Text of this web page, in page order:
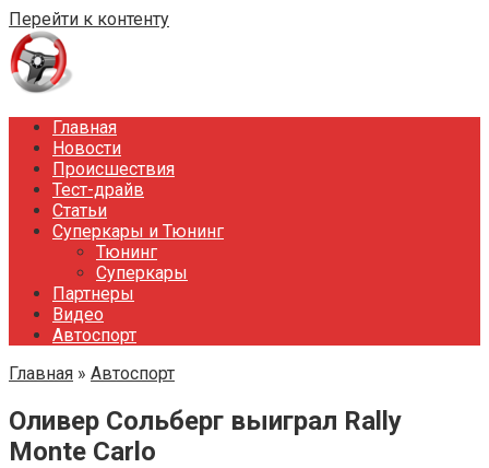
Перейти к контенту
Главная
Новости
Происшествия
Тест-драйв
Статьи
Суперкары и Тюнинг
Тюнинг
Суперкары
Партнеры
Видео
Автоспорт
Главная » Автоспорт
Оливер Сольберг выиграл Rally
Monte Carlo